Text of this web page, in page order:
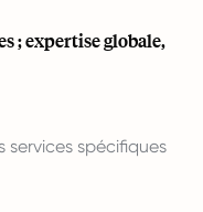
; expertise globale,
spécifiques